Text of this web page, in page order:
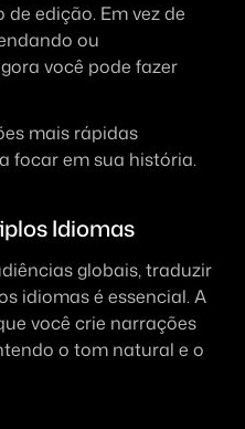
edição. Em vez de
ou
você pode fazer
mais rápidas
focar em sua história.
Idiomas
globais, traduzir
idiomas é essencial. A
você crie narrações
o tom natural e o